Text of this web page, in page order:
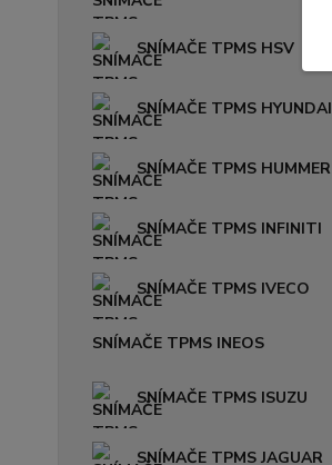
SNÍMAČE TPMS HSV
SNÍMAČE TPMS HYUNDAI
SNÍMAČE TPMS HUMMER
SNÍMAČE TPMS INFINITI
SNÍMAČE TPMS IVECO
SNÍMAČE TPMS INEOS
SNÍMAČE TPMS ISUZU
SNÍMAČE TPMS JAGUAR